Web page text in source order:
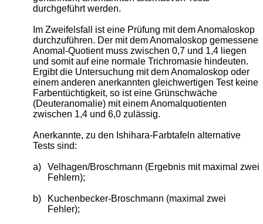
durchgeführt werden.
Im Zweifelsfall ist eine Prüfung mit dem Anomaloskop
durchzuführen. Der mit dem Anomaloskop gemessene
Anomal-Quotient muss zwischen 0,7 und 1,4 liegen
und somit auf eine normale Trichromasie hindeuten.
Ergibt die Untersuchung mit dem Anomaloskop oder
einem anderen anerkannten gleichwertigen Test keine
Farbentüchtigkeit, so ist eine Grünschwäche
(Deuteranomalie) mit einem Anomalquotienten
zwischen 1,4 und 6,0 zulässig.
Anerkannte, zu den Ishihara-Farbtafeln alternative
Tests sind:
a)
Velhagen/Broschmann (Ergebnis mit maximal zwei
Fehlern);
b)
Kuchenbecker-Broschmann (maximal zwei
Fehler);